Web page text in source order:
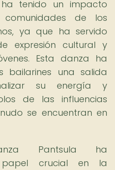
tenido un impacto
de los
ya que ha servido
expresión cultural y
Esta danza ha
bailarines una salida
su energía y
de las influencias
se encuentran en
Pantsula ha
papel crucial en la